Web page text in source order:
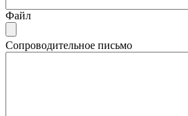
Файл
Сопроводительное письмо